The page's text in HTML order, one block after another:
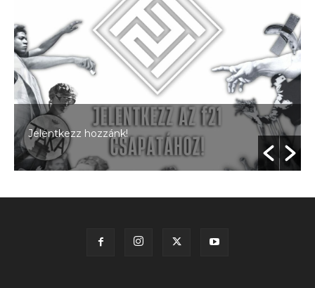
Jelentkezz hozzánk!